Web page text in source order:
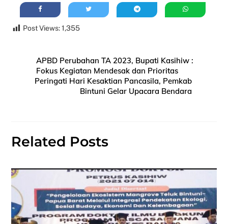
Post Views: 1,355
APBD Perubahan TA 2023, Bupati Kasihiw :
Fokus Kegiatan Mendesak dan Prioritas
Peringati Hari Kesaktian Pancasila, Pemkab
Bintuni Gelar Upacara Bendara
Related Posts